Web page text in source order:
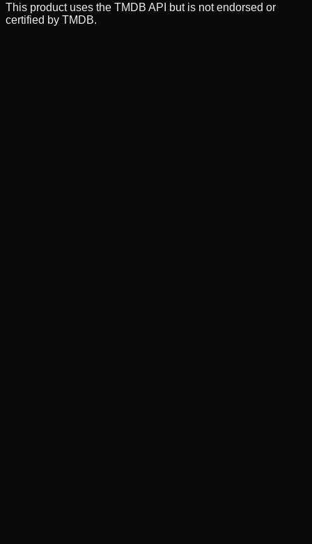
This product uses the TMDB API but is not endorsed or
certified by TMDB.